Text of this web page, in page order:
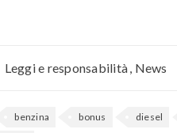
Leggi e responsabilità News
benzina bonus diesel